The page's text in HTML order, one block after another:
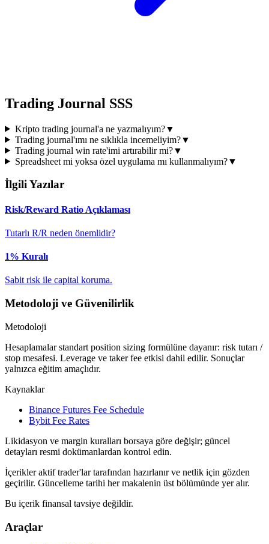
Trading Journal SSS
Kripto trading journal'a ne yazmalıyım?▼
Trading journal'ımı ne sıklıkla incemeliyim?▼
Trading journal win rate'imi artırabilir mi?▼
Spreadsheet mi yoksa özel uygulama mı kullanmalıyım?▼
İlgili Yazılar
Risk/Reward Ratio Açıklaması
Tutarlı R/R neden önemlidir?
1% Kuralı
Sabit risk ile capital koruma.
Metodoloji ve Güvenilirlik
Metodoloji
Hesaplamalar standart position sizing formülüne dayanır: risk tutarı /
stop mesafesi. Leverage ve taker fee etkisi dahil edilir. Sonuçlar
yalnızca eğitim amaçlıdır.
Kaynaklar
Binance Futures Fee Schedule
Bybit Fee Rates
Likidasyon ve margin kuralları borsaya göre değişir; güncel
detayları resmi dokümanlardan kontrol edin.
İçerikler aktif trader'lar tarafından hazırlanır ve netlik için gözden
geçirilir. Güncelleme tarihi her makalenin üst bölümünde yer alır.
Bu içerik finansal tavsiye değildir.
Araçlar